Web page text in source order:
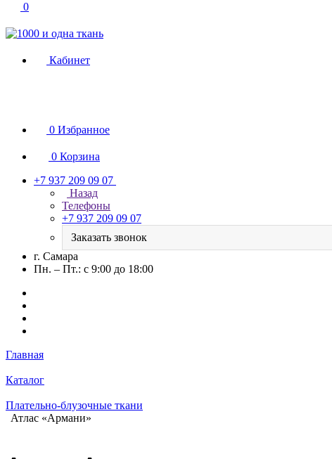
0
Кабинет
0 Избранное
0 Корзина
+7 937 209 09 07
Назад
Телефоны
+7 937 209 09 07
Заказать звонок
г. Самара
Пн. – Пт.: с 9:00 до 18:00
Главная
Каталог
Плательно-блузочные ткани
Атлас «Армани»